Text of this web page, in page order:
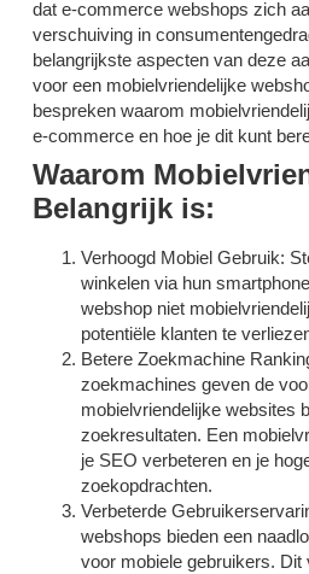
dat e-commerce webshops zich
verschuiving in
belangrijkste aspecten van deze
voor een mobielvriendelijke
bespreken waarom
e-commerce en hoe je dit kunt
Waarom
Belangrijk is:
Verhoogd Mobiel Gebruik:
winkelen via hun
webshop niet
potentiële klanten te
Betere Zoekmachine
zoekmachines geven de
mobielvriendelijke websites
zoekresultaten. Een
je SEO verbeteren en je
zoekopdrachten.
Verbeterde
webshops bieden een
voor mobiele gebruikers. Dit